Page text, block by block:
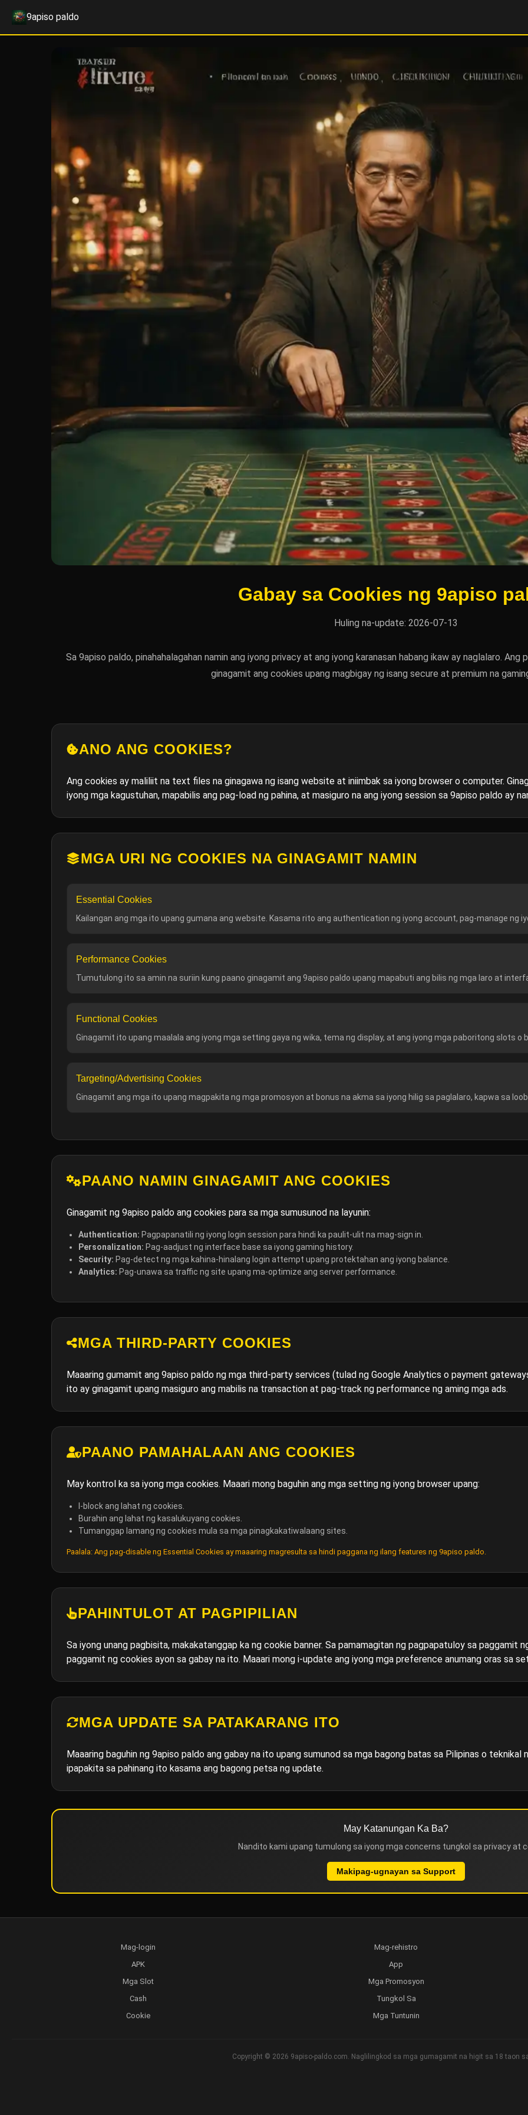
9apiso paldo
Gabay sa Cookies ng 9apiso
Huling na-update: 2026-07-13
Sa 9apiso paldo, pinahahalagahan namin ang iyong privacy at ang iyong karanasan habang ikaw ay naglalaro. Ang
ginagamit ang cookies upang magbigay ng isang secure at premium na
ANO ANG COOKIES?
Ang cookies ay maliliit na text files na ginagawa ng isang website at iniimbak sa iyong browser o computer.
iyong mga kagustuhan, mapabilis ang pag-load ng pahina, at masiguro na ang iyong session sa 9apiso paldo ay
MGA URI NG COOKIES NA GINAGAMIT NAMIN
Essential Cookies
Kailangan ang mga ito upang gumana ang website. Kasama rito ang authentication ng iyong account, pag-manage ng
Performance Cookies
Tumutulong ito sa amin na suriin kung paano ginagamit ang 9apiso paldo upang mapabuti ang bilis ng mga laro at
Functional Cookies
Ginagamit ito upang maalala ang iyong mga setting gaya ng wika, tema ng display, at ang iyong mga paboritong slots o
Targeting/Advertising Cookies
Ginagamit ang mga ito upang magpakita ng mga promosyon at bonus na akma sa iyong hilig sa paglalaro, kapwa sa
PAANO NAMIN GINAGAMIT ANG COOKIES
Ginagamit ng 9apiso paldo ang cookies para sa mga sumusunod na layunin:
Authentication: Pagpapanatili ng iyong login session para hindi ka paulit-ulit na mag-sign in.
Personalization: Pag-aadjust ng interface base sa iyong gaming history.
Security: Pag-detect ng mga kahina-hinalang login attempt upang protektahan ang iyong balance.
Analytics: Pag-unawa sa traffic ng site upang ma-optimize ang server performance.
MGA THIRD-PARTY COOKIES
Maaaring gumamit ang 9apiso paldo ng mga third-party services (tulad ng Google Analytics o payment
ito ay ginagamit upang masiguro ang mabilis na transaction at pag-track ng performance ng aming mga ads.
PAANO PAMAHALAAN ANG COOKIES
May kontrol ka sa iyong mga cookies. Maaari mong baguhin ang mga setting ng iyong browser upang:
I-block ang lahat ng cookies.
Burahin ang lahat ng kasalukuyang cookies.
Tumanggap lamang ng cookies mula sa mga pinagkakatiwalaang sites.
Paalala: Ang pag-disable ng Essential Cookies ay maaaring magresulta sa hindi paggana ng ilang features ng 9apiso paldo.
PAHINTULOT AT PAGPIPILIAN
Sa iyong unang pagbisita, makakatanggap ka ng cookie banner. Sa pamamagitan ng pagpapatuloy sa paggamit
paggamit ng cookies ayon sa gabay na ito. Maaari mong i-update ang iyong mga preference anumang oras sa
MGA UPDATE SA PATAKARANG ITO
Maaaring baguhin ng 9apiso paldo ang gabay na ito upang sumunod sa mga bagong batas sa Pilipinas o teknikal
ipapakita sa pahinang ito kasama ang bagong petsa ng update.
May Katanungan Ka Ba?
Nandito kami upang tumulong sa iyong mga concerns tungkol sa privacy at
Makipag-ugnayan sa Support
Mag-login Mag-rehistro
APK
App
Mga Slot
Mga Promosyon
Cash
Tungkol Sa
Cookie
Mga Tuntunin
Copyright © 2026 9apiso-paldo.com. Naglilingkod sa mga gumagamit na higit sa 18 taon